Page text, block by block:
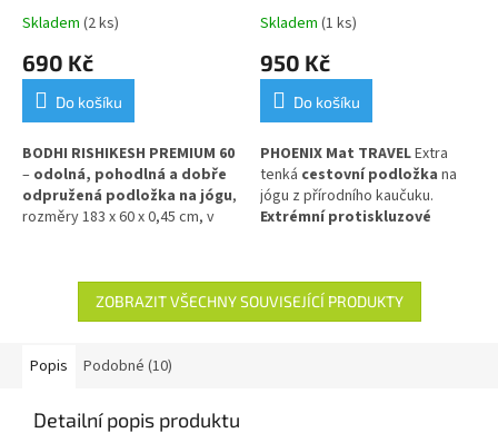
183x60x0,45 cm, žlutá
Skladem (2 ks)
690 Kč
Do košíku
BODHI RISHIKESH PREMIUM 60
– odolná, pohodlná a dobře
odpružená podložka na jógu,
rozměry 183 x 60 x 0,45 cm, v
od chladné podlahya stabilní
oporu při cvičení. Vyrobena z
PVC pro dlouhou životnost a
TRAVEL Living Flower, 185
x 66 x 0,2 cm, bobule
Skladem (1 ks)
950 Kč
Do košíku
PHOENIX Mat TRAVELExtra
tenká cestovní podložka na
jógu z přírodního kaučuku.
Extrémní protiskluzové
eko-friendly a designová.
ZOBRAZIT VŠECHNY SOUVISEJÍCÍ PRODUKTY
Popis Podobné (10)
Detailní popis produktu